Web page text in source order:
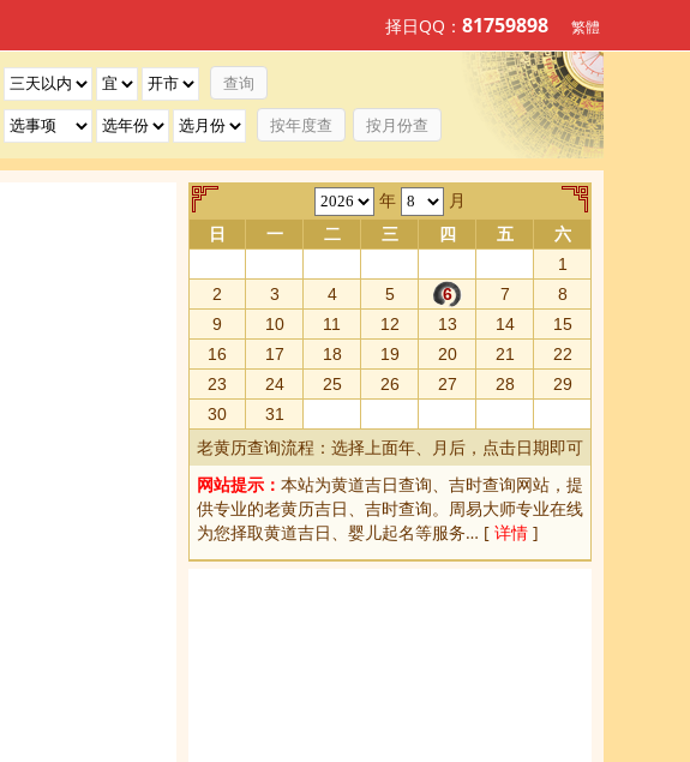
按年度查 按月份查
择日QQ： 81759898 繁體
年 月
日 一 二 三 四 五
六
1
2
3 4 5 6 7
8
9
10 11 12 13 14
15
16
17 18 19 20 21
22
23
24 25 26 27 28
29
30
31
老黄历查询流程：选择上面年、月后，点击日期即可
网站提示： 本站为黄道吉日查询、 吉时查询网站，提
供专业的老黄历吉日、吉时查询。周易大师专业在线
为您择取黄道吉日、婴儿起名等服务… [ 详情 ]